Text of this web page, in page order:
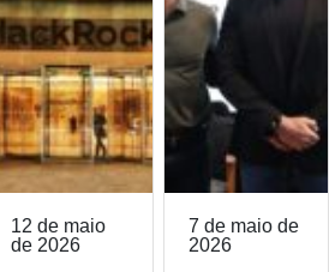
12 de maio
de 2026
7 de maio de
2026